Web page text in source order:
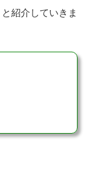
紹介していきま